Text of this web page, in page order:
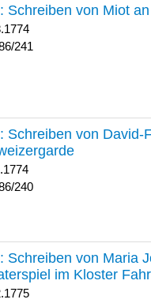
241 : Schreiben von Miot
241
240 : Schreiben von David-
240
238 : Schreiben von Maria
im Kloster